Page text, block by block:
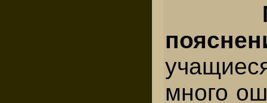
много